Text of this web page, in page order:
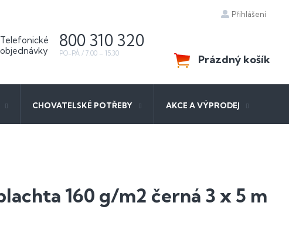
Přihlášení
800 310 320
NÁKUPNÍ
KOŠÍK
Prázdný košík
CHOVATELSKÉ POTŘEBY AKCE A VÝPRODEJ
160 g/m2 černá 3 x 5 m